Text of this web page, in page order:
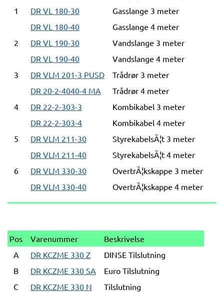
1
DR VL 180-30
Gasslange 3 meter
DR VL 180-40
Gasslange 4 meter
2
DR VL 190-30
Vandslange 3 meter
DR VL 190-40
Vandslange 4 meter
3
DR VLM 201-3 PUSD
Trådrør 3 meter
DR 20-2-4040-4 MA
Trådrør 4 meter
4
DR 22-2-303-3
Kombikabel 3 meter
DR 22-2-303-4
Kombikabel 4 meter
5
DR VLM 211-30
StyrekabelsÃ¦t 3 meter
DR VLM 211-40
StyrekabelsÃ¦t 4 meter
6
DR VLM 330-30
OvertrÃ¦kskappe 3 meter
DR VLM 330-40
OvertrÃ¦kskappe 4 meter
Pos Varenummer
Beskrivelse
A
DR KCZME 330 Z
DINSE Tilslutning
B
DR KCZME 330 SA
Euro Tilslutning
C
DR KCZME 330 N
Tilslutning